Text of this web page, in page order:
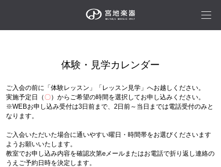
体験・見学カレンダー
ご入会の前に「体験レッスン」「レッスン見学」へお越しください。
実施予定日（ 〇）からご希望の時間を選択してお申し込みください。
※WEBお申し込み受付は3日前まで、2日前～当日までは電話受付のみと
なります。
ご入会いただいた場合に通いやすい曜日・時間帯をお選びくださいます
ようお願いいたします。
教室でお申し込み内容を確認次第eメールまたはお電話で折り返し連絡の
うえご予約日時を決定します。